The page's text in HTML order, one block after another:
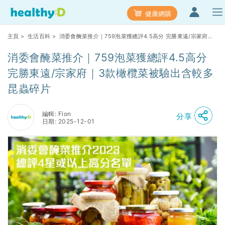
健康網購
主頁 > 生活百科 > 消委會醃菜推介｜759泡菜獲總評4.5高分 完勝東遠/宗家府｜3
消委會醃菜推介｜759泡菜獲總評4.5高分
完勝東遠/宗家府｜3款橄欖菜被驗出含較多
昆蟲碎片
編輯: Fion
日期: 2025-12-01
分享